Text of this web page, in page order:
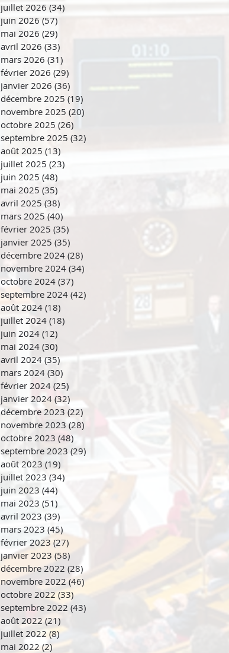
juillet 2026 (34)
juin 2026 (57)
mai 2026 (29)
avril 2026 (33)
mars 2026 (31)
février 2026 (29)
janvier 2026 (36) 36 posts
décembre 2025 (19)
novembre 2025 (20)
octobre 2025 (26)
septembre 2025 (32)
août 2025 (13)
juillet 2025 (23)
juin 2025 (48)
mai 2025 (35)
avril 2025 (38)
mars 2025 (40)
février 2025 (35)
janvier 2025 (35)
décembre 2024 (28)
novembre 2024 (34)
octobre 2024 (37)
septembre 2024 (42)
août 2024 (18)
juillet 2024 (18)
juin 2024 (12)
mai 2024 (30)
avril 2024 (35)35 posts
mars 2024 (30)
février 2024 (25)
janvier 2024 (32) 32 posts
décembre 2023 (22)
novembre 2023 (28)
octobre 2023 (48) 48 posts
septembre 2023 (29)
août 2023 (19)
juillet 2023 (34)
juin 2023 (44)
mai 2023 (51)
avril 2023 (39) 39 posts
mars 2023 (45)
février 2023 (27)
janvier 2023 (58)
décembre 2022 (28)
novembre 2022 (46)
octobre 2022 (33) 33 posts
septembre 2022 (43)
août 2022 (21)
juillet 2022 (8)
mai 2022 (2) 2 posts